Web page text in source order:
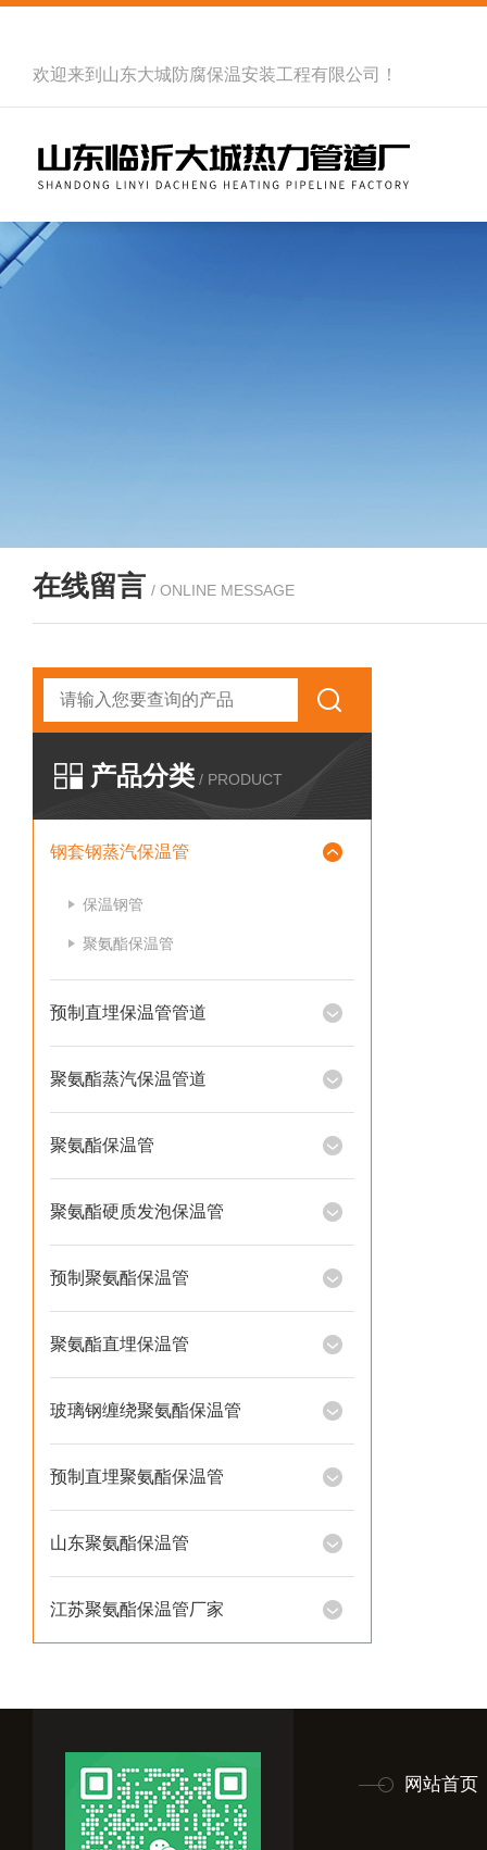
欢迎来到 山东大城防腐保温安装工程有限公司 ！
在线留言 / ONLINE MESSAGE
产品分类 / PRODUCT
钢套钢蒸汽保温管
保温钢管
聚氨酯保温管
预制直埋保温管管道
聚氨酯蒸汽保温管道
聚氨酯保温管
聚氨酯硬质发泡保温管
预制聚氨酯保温管
聚氨酯直埋保温管
玻璃钢缠绕聚氨酯保温管
预制直埋聚氨酯保温管
山东聚氨酯保温管
江苏聚氨酯保温管厂家
网站首页